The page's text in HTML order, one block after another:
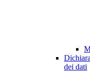
dei dati